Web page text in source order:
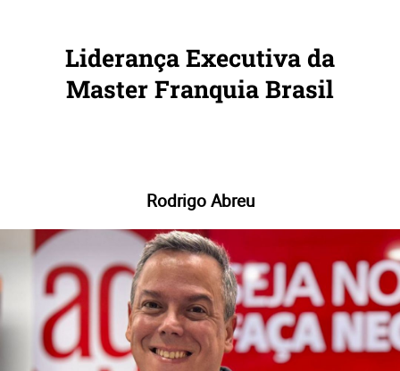
Liderança Executiva da
Master Franquia Brasil
Rodrigo Abreu